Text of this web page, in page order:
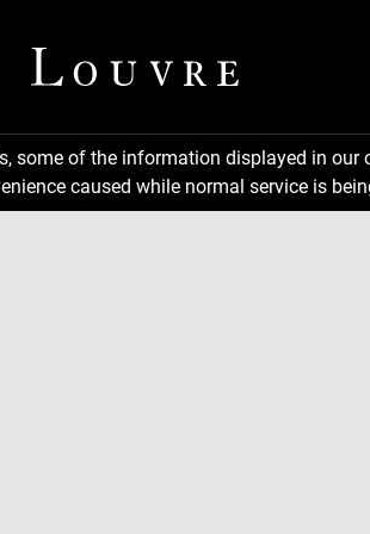
some of the information displayed in
caused while normal service is